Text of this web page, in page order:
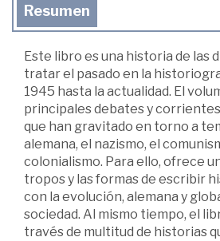
Resumen
Este libro es una historia de las
tratar el pasado en la
1945 hasta la actualidad. El
principales debates y
que han gravitado en torno a
alemana, el nazismo, el
colonialismo. Para ello, ofrece
tropos y las formas de escribir
con la evolución, alemana y
sociedad. Al mismo tiempo, el
través de multitud de historias